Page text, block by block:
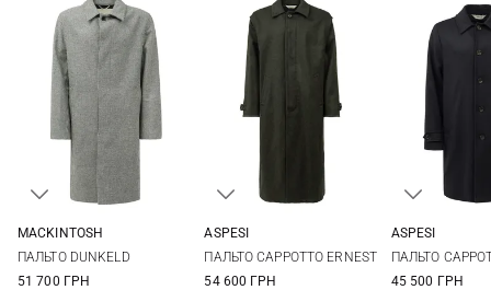
MACKINTOSH
ПАЛЬТО DUNKELD
51 700 ГРН
ASPESI
ПАЛЬТО CAPPOTTO ERNEST
54 600 ГРН
ASPESI
ПАЛЬТО
45 500 ГРН